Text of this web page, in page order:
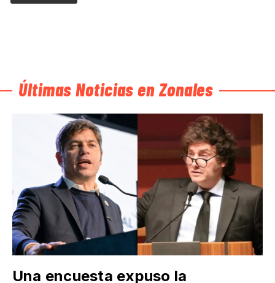
Últimas Noticias en Zonales
Una encuesta expuso la